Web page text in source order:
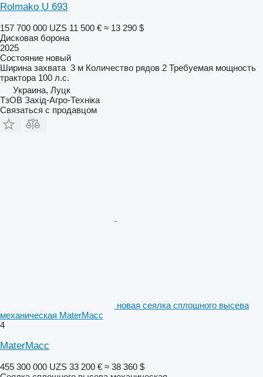
Rolmako U 693
157 700 000 UZS 11 500 € ≈ 13 290 $
Дисковая борона
2025
Состояние новый
Ширина захвата 3 м Количество рядов 2 Требуемая мощность
трактора 100 л.с.
Украина, Луцк
ТзОВ Захід-Агро-Техніка
Связаться с продавцом
новая сеялка сплошного высева
механическая MaterMacc
4
MaterMacc
455 300 000 UZS 33 200 € ≈ 38 360 $